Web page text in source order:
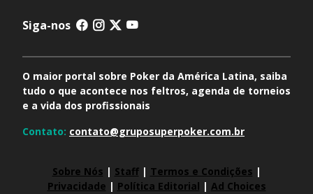
Siga-nos
O maior portal sobre Poker da América Latina, saiba
tudo o que acontece nos feltros, agenda de torneios
e a vida dos profissionais
Contato: contato@gruposuperpoker.com.br
Sobre Nós | Staff| Termos e Condições |
Privacidade | Política Editorial | Ad Choices